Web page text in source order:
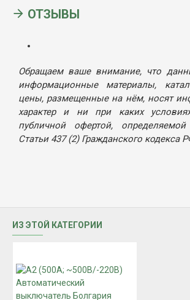
ОТЗЫВЫ
Обращаем ваше внимание, что
информационные материалы,
цены, размещенные на нём, носят
характер и ни при каких
публичной офертой,
Статьи 437 (2) Гражданского кодекса
ИЗ ЭТОЙ КАТЕГОРИИ